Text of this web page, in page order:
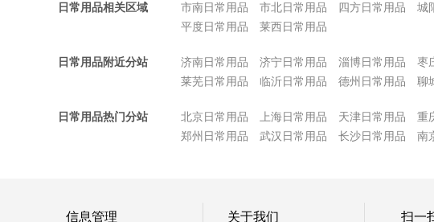
日常用品相关区域 市南日常用品 市北日常用品 四方日常用品 城
平度日常用品
莱西日常用品
日常用品附近分站 济南日常用品 济宁日常用品 淄博日常用品 枣
莱芜日常用品
临沂日常用品 德州日常用品 聊
日常用品热门分站 北京日常用品 上海日常用品 天津日常用品 重
郑州日常用品
武汉日常用品 长沙日常用品 南
信息管理 关于我们 扫一